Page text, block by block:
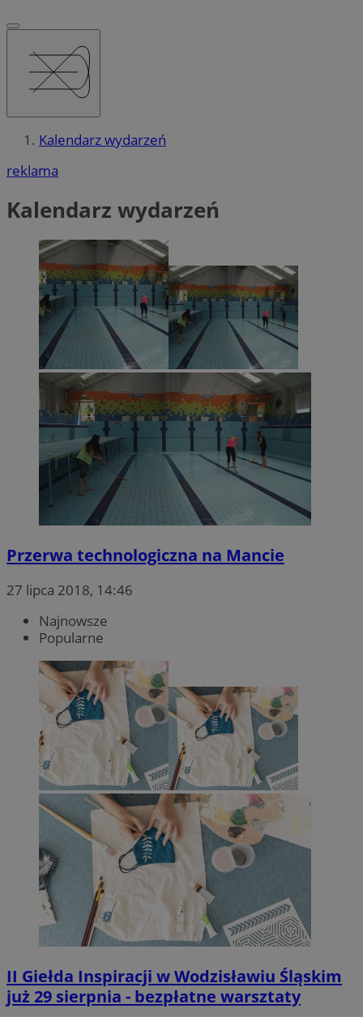
Kalendarz wydarzeń
reklama
Kalendarz wydarzeń
Przerwa technologiczna na Mancie
27 lipca 2018, 14:46
Najnowsze
Popularne
II Giełda Inspiracji w Wodzisławiu Śląskim
już 29 sierpnia - bezpłatne warsztaty